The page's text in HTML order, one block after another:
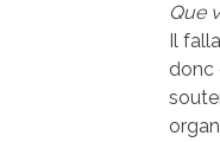
Que
Il
donc